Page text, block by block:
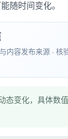
随时间变化。
内容发布来源 · 核
态变化，具体数